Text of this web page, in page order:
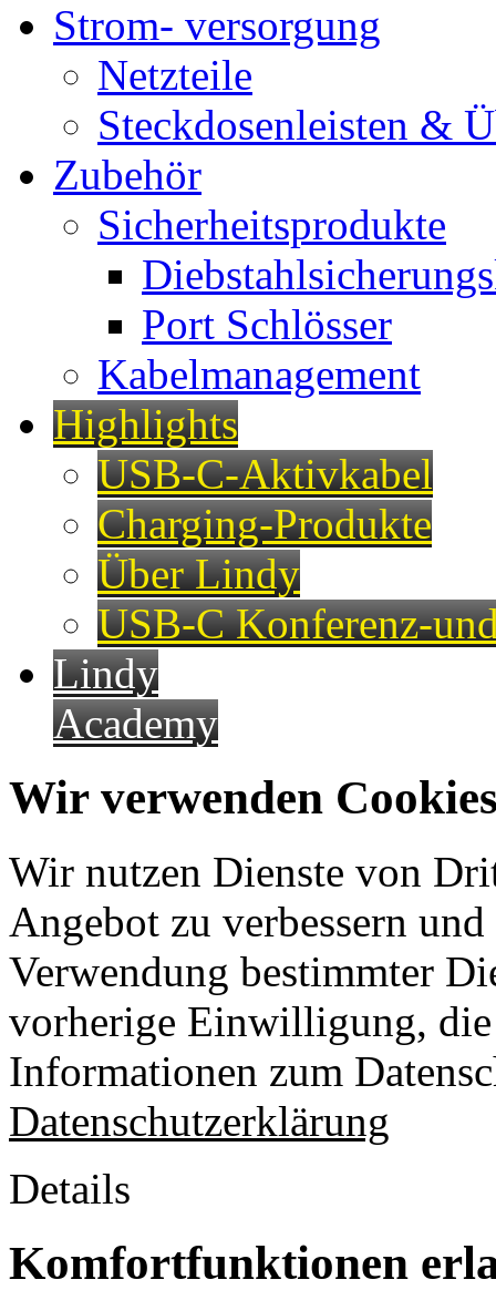
Strom- versorgung
Netzteile
Steckdosenleisten &
Zubehör
Sicherheitsprodukte
Port Schlösser
Kabelmanagement
Highlights
USB-C-Aktivkabel
Charging-Produkte
Über Lindy
USB-C Konferenz-
Lindy
Academy
Wir verwenden
Wir nutzen Dienste von
Angebot zu verbessern
Verwendung bestimmter
vorherige Einwilligung,
Informationen zum
Datenschutzerklärung
Details
Komfortfunktionen